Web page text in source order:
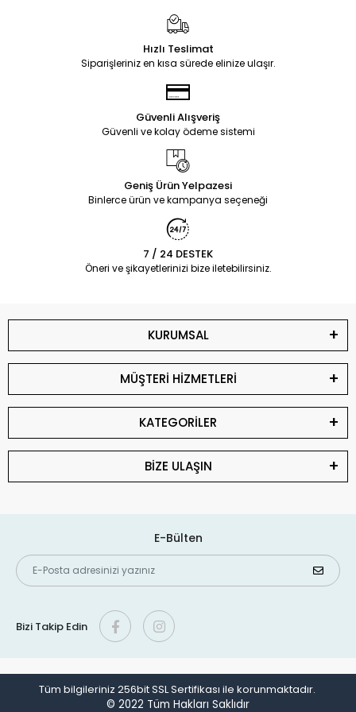
Hızlı Teslimat
Siparişleriniz en kısa sürede elinize ulaşır.
Güvenli Alışveriş
Güvenli ve kolay ödeme sistemi
Geniş Ürün Yelpazesi
Binlerce ürün ve kampanya seçeneği
7 / 24 DESTEK
Öneri ve şikayetlerinizi bize iletebilirsiniz.
KURUMSAL
MÜŞTERİ HİZMETLERİ
KATEGORİLER
BİZE ULAŞIN
E-Bülten
Bizi Takip Edin
Tüm bilgileriniz 256bit SSL Sertifikası ile korunmaktadır.
© 2022 Tüm Hakları Saklıdır